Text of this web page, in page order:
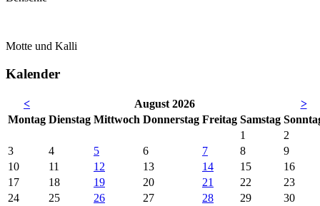
Motte und Kalli
Kalender
< August 2026
>
Montag Dienstag Mittwoch Donnerstag Freitag Samstag So
1
2
3
4 5 6 7 8
9
10
11 12 13 14 15
16
17
18 19 20 21 22
23
24
25 26 27 28 29
30